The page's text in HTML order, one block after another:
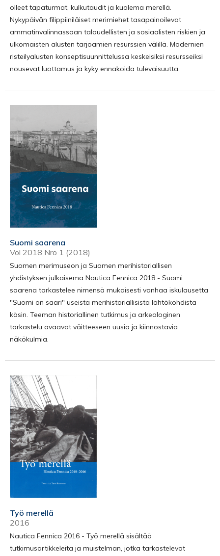
olleet tapaturmat, kulkutaudit ja kuolema merellä.
Nykypäivän filippiiniläiset merimiehet tasapainoilevat
ammatinvalinnassaan taloudellisten ja sosiaalisten riskien ja
ulkomaisten alusten tarjoamien resurssien välillä. Modernien
risteilyalusten konseptisuunnittelussa keskeisiksi resursseiksi
nousevat luottamus ja kyky ennakoida tulevaisuutta.
Suomi saarena
Vol 2018 Nro 1 (2018)
Suomen merimuseon ja Suomen merihistoriallisen
yhdistyksen julkaisema Nautica Fennica 2018 - Suomi
saarena tarkastelee nimensä mukaisesti vanhaa iskulausetta
"Suomi on saari" useista merihistoriallisista lähtökohdista
käsin. Teeman historiallinen tutkimus ja arkeologinen
tarkastelu avaavat väitteeseen uusia ja kiinnostavia
näkökulmia.
Työ merellä
2016
Nautica Fennica 2016 - Työ merellä sisältää
tutkimusartikkeleita ja muistelman, jotka tarkastelevat